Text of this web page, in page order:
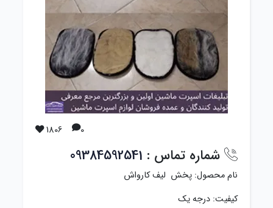
0
1806
شماره تماس : 09384592541
نام محصول: پخش لیف کارواش
کیفیت: درجه یک